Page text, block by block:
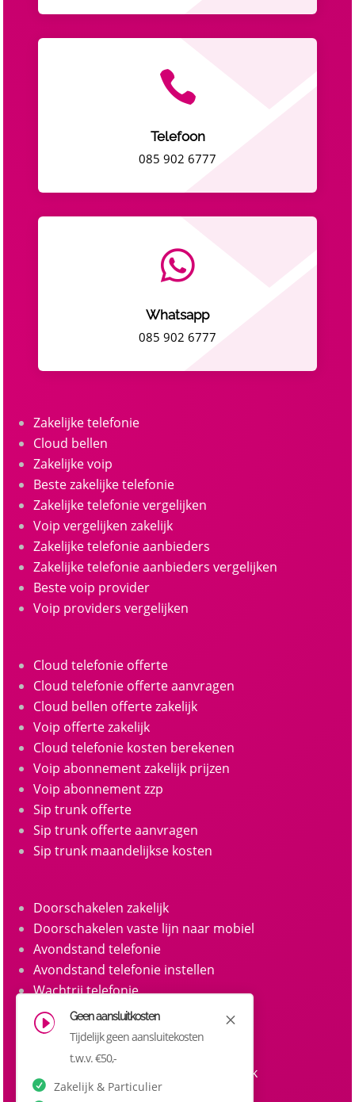

Telefoon
085 902 6777

Whatsapp
085 902 6777
Zakelijke telefonie
Cloud bellen
Zakelijke voip
Beste zakelijke telefonie
Zakelijke telefonie vergelijken
Voip vergelijken zakelijk
Zakelijke telefonie aanbieders
Zakelijke telefonie aanbieders vergelijken
Beste voip provider
Voip providers vergelijken
Cloud telefonie offerte
Cloud telefonie offerte aanvragen
Cloud bellen offerte zakelijk
Voip offerte zakelijk
Cloud telefonie kosten berekenen
Voip abonnement zakelijk prijzen
Voip abonnement zzp
Sip trunk offerte
Sip trunk offerte aanvragen
Sip trunk maandelijkse kosten
Doorschakelen zakelijk
Doorschakelen vaste lijn naar mobiel
Avondstand telefonie
Avondstand telefonie instellen
Wachtrij telefonie
Call queue telefonie
Belgroepen
Belgroep instellen zakelijke telefonie
Doorkiesnummers aanvragen zakelijk
Doorkiesnummer per medewerker
M
I Geen aansluitkosten
Tijdelijk geen aansluitekosten
t.w.v. €50,-
Zakelijk & Particulier